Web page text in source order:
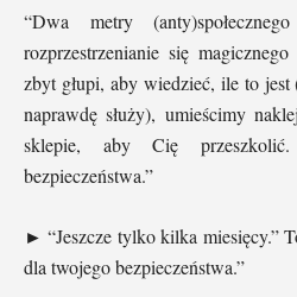
“Dwa metry
rozprzestrzenianie się
zbyt głupi, aby wiedzieć, ile to
naprawdę służy), umieścimy
sklepie, aby Cię
bezpieczeństwa.”
► “Jeszcze tylko kilka miesięcy.”
dla twojego bezpieczeństwa.”